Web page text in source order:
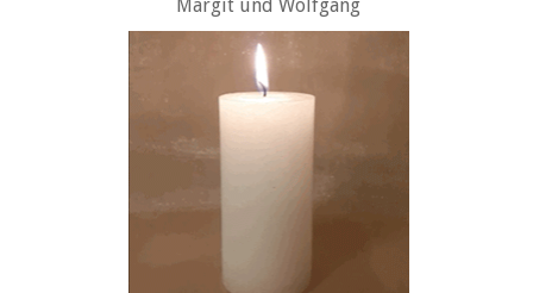
Margit und Wolfgang